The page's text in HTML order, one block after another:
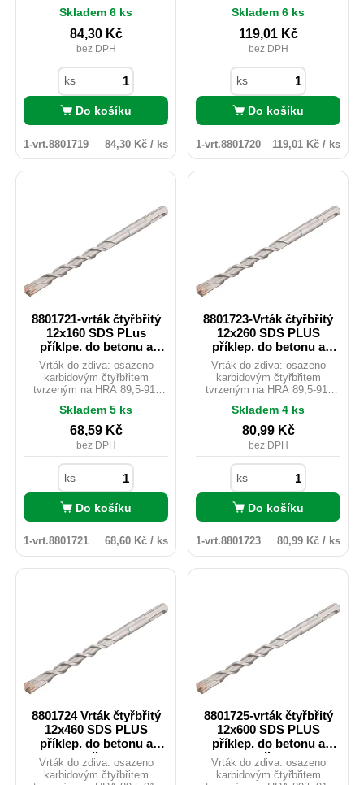
teplotám a zajišťuje tak vyšší
životnost spolu s razantnějším
průchodem vrtaným
materiálem. Vhodné pro vrtání
do betonu, žuly, zdiva, cihel,
tvárnic atd.
Skladem 6 ks
84,30 Kč
bez DPH
ks
Do košíku
1-vrt.8801719 84,30 Kč / ks
teplotám a zajišťuje tak vyšší
životnost spolu s razantnějším
průchodem vrtaným
materiálem. Vhodné pro vrtání
do betonu, žuly, zdiva, cihel,
tvárnic atd.
Skladem 6 ks
119,01 Kč
bez DPH
ks
Do košíku
1-vrt.8801720 119,01 Kč / ks
8801721-vrták čtyřbřitý
12x160 SDS PLus
příklpe. do betonu a
zdiva
Vrták do zdiva: osazeno
karbidovým čtyřbřitem
tvrzeným na HRA 89,5-91,
teplotám a zajišťuje tak vyšší
životnost spolu s razantnějším
průchodem vrtaným
materiálem. Vhodné pro vrtání
do betonu, žuly, zdiva, cihel,
tvárnic atd.
Skladem 5 ks
68,59 Kč
bez DPH
ks
Do košíku
1-vrt.8801721 68,60 Kč / ks
8801723-Vrták čtyřbřitý
12x260 SDS PLUS
příklep. do betonu a
zdiva
Vrták do zdiva: osazeno
karbidovým čtyřbřitem
tvrzeným na HRA 89,5-91,
teplotám a zajišťuje tak vyšší
životnost spolu s razantnějším
průchodem vrtaným
materiálem. Vhodné pro vrtání
do betonu, žuly, zdiva, cihel,
tvárnic atd.
Skladem 4 ks
80,99 Kč
bez DPH
ks
Do košíku
1-vrt.8801723 80,99 Kč / ks
8801724 Vrták čtyřbřitý
12x460 SDS PLUS
příklep. do betonu a
zdiva
Vrták do zdiva: osazeno
karbidovým čtyřbřitem
8801725-vrták čtyřbřitý
12x600 SDS PLUS
příklep. do betonu a
zdiva
Vrták do zdiva: osazeno
karbidovým čtyřbřitem